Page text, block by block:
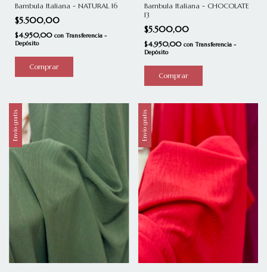
Bambula Italiana - NATURAL 16
$5.500,00
$4.950,00 con Transferencia -
Depósito
Bambula Italiana - CHOCOLATE
13
$5.500,00
$4.950,00 con Transferencia -
Depósito
Envío gratis Envío gratis